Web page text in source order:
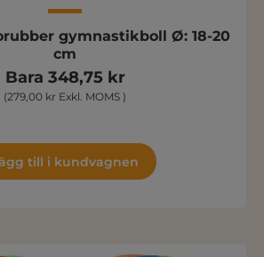
gymnastikboll Ø: 18-20
cm
Bara 348,75 kr
(279,00 kr Exkl. MOMS )
till i kundvagnen